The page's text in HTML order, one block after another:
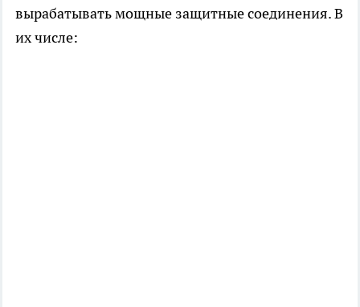
вырабатывать мощные защитные соединения. В
их числе: